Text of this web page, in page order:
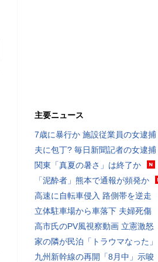
主要ニュース
7歳に暴行か 施設従業員の女逮捕
夫に包丁? 毎日新聞記者の女逮捕
関東「真夏の暑さ」は終了か
「泥酔者」熊本で通報が頻発か
高速に自転車侵入 路側帯を逆走
立体駐車場から車落下 夫婦死傷
高市氏のPV風視察動画 立憲激怒
家の隣が民泊「トラウマなった」
九州新幹線の再開「8月中」示唆